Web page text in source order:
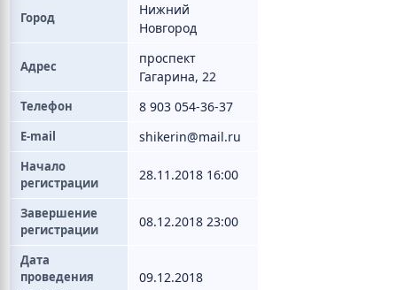
Город
Нижний
Новгород
Адрес
проспект
Гагарина, 22
Телефон 8 903 054-36-37
E-mail shikerin@mail.ru
Начало
регистрации
28.11.2018 16:00
Завершение
регистрации
08.12.2018 23:00
Дата
проведения
09.12.2018